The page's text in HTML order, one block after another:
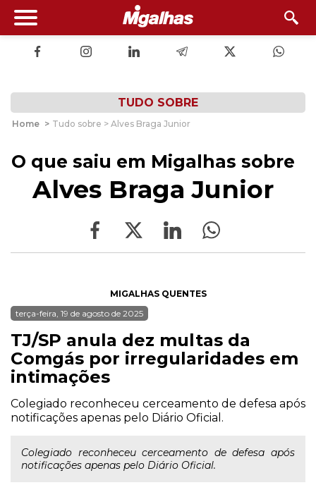
TUDO SOBRE
Home > Tudo sobre > Alves Braga Junior
O que saiu em Migalhas sobre
Alves Braga Junior
MIGALHAS QUENTES
terça-feira, 19 de agosto de 2025
TJ/SP anula dez multas da
Comgás por irregularidades em
intimações
Colegiado reconheceu cerceamento de defesa após
notificações apenas pelo Diário Oficial.
Colegiado reconheceu cerceamento de defesa após
notificações apenas pelo Diário Oficial.